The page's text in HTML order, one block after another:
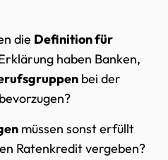
die Definition für
haben Banken,
bei der
müssen sonst erfüllt
Ratenkredit vergeben?